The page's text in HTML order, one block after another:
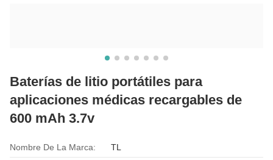
Baterías de litio portátiles para
aplicaciones médicas recargables de
600 mAh 3.7v
Nombre De La Marca: TL